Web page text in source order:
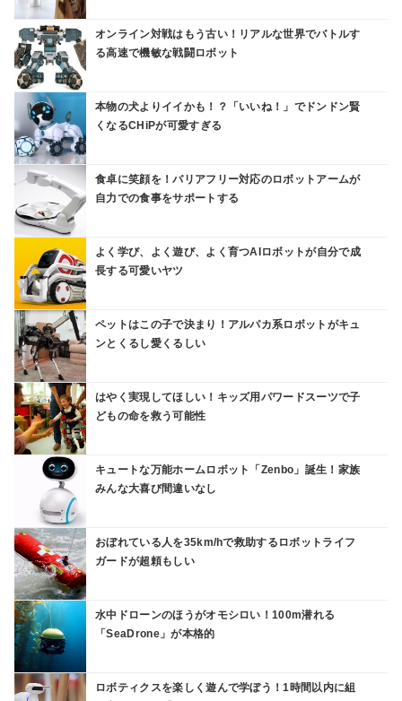
オンライン対戦はもう古い！リアルな世界でバトルす
る高速で機敏な戦闘ロボット
本物の犬よりイイかも！？「いいね！」でドンドン賢
くなるCHiPが可愛すぎる
食卓に笑顔を！バリアフリー対応のロボットアームが
自力での食事をサポートする
よく学び、よく遊び、よく育つAIロボットが自分で成
長する可愛いヤツ
ペットはこの子で決まり！アルパカ系ロボットがキュ
ンとくるし愛くるしい
はやく実現してほしい！キッズ用パワードスーツで子
どもの命を救う可能性
キュートな万能ホームロボット「Zenbo」誕生！家族
みんな大喜び間違いなし
おぼれている人を35km/hで救助するロボットライフ
ガードが超頼もしい
水中ドローンのほうがオモシロい！100m潜れる
「SeaDrone」が本格的
ロボティクスを楽しく遊んで学ぼう！1時間以内に組